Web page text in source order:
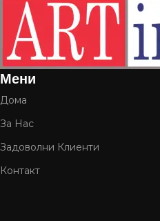
Мени
Дома
За Нас
Задоволни Клиенти
Контакт